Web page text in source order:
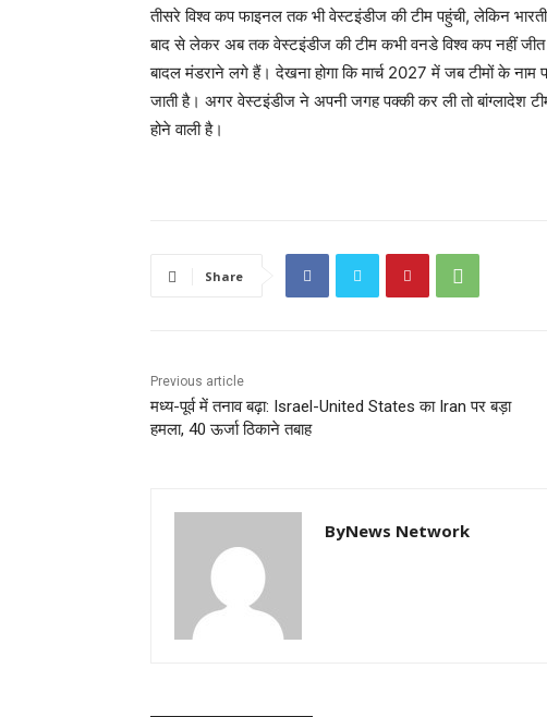
तीसरे विश्व कप फाइनल तक भी वेस्टइंडीज की टीम पहुंची, लेकिन
बाद से लेकर अब तक वेस्टइंडीज की टीम कभी वनडे विश्व कप नहीं
बादल मंडराने लगे हैं। देखना होगा कि मार्च 2027 में जब टीमों के नाम
जाती है। अगर वेस्टइंडीज ने अपनी जगह पक्की कर ली तो बांग्लादेश
होने वाली है।
Share
Previous article
मध्य-पूर्व में तनाव बढ़ा: Israel-United States का Iran पर बड़ा
हमला, 40 ऊर्जा ठिकाने तबाह
ByNews Network